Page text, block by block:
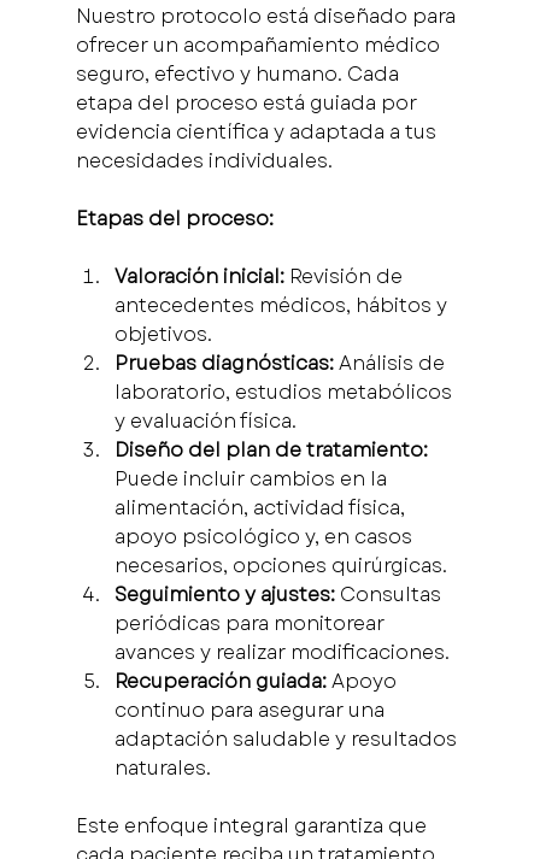
Nuestro protocolo está diseñado para
ofrecer un acompañamiento médico
seguro, efectivo y humano. Cada
etapa del proceso está guiada por
evidencia científica y adaptada a tus
necesidades individuales.
Etapas del proceso:
Valoración inicial: Revisión de
antecedentes médicos, hábitos y
objetivos.
Pruebas diagnósticas: Análisis de
laboratorio, estudios metabólicos
y evaluación física.
Diseño del plan de tratamiento:
Puede incluir cambios en la
alimentación, actividad física,
apoyo psicológico y, en casos
necesarios, opciones quirúrgicas.
Seguimiento y ajustes: Consultas
periódicas para monitorear
avances y realizar modificaciones.
Recuperación guiada: Apoyo
continuo para asegurar una
adaptación saludable y resultados
naturales.
Este enfoque integral garantiza que